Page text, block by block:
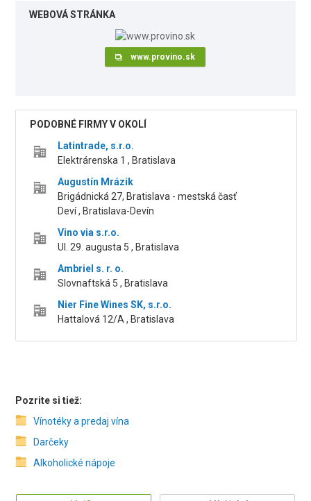
WEBOVÁ STRÁNKA
www.provino.sk
PODOBNÉ FIRMY V OKOLÍ
Latintrade, s.r.o.
Elektrárenska 1 , Bratislava
Augustín Mrázik
Brigádnická 27, Bratislava - mestská časť
Deví , Bratislava-Devín
Vino via s.r.o.
Ul. 29. augusta 5 , Bratislava
Ambriel s. r. o.
Slovnaftská 5 , Bratislava
Nier Fine Wines SK, s.r.o.
Hattalová 12/A , Bratislava
Pozrite si tiež:
Vínotéky a predaj vína
Darčeky
Alkoholické nápoje